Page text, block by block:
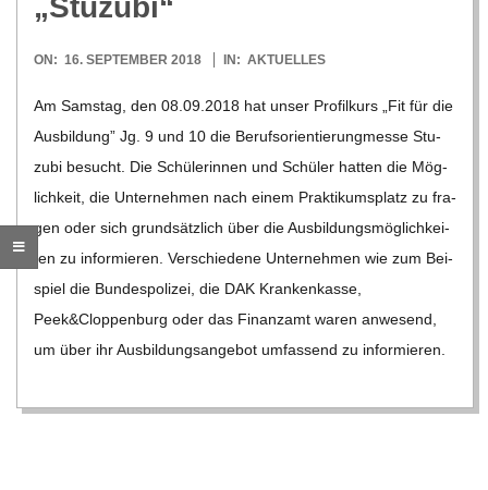
R
E
-
G
O
L
D
2018-
ON: 16. SEPTEMBER 2018 IN: AKTUELLES
Am Sams­tag, den 08.09.2018 hat unser Pro­fil­kurs „Fit für die
Aus­bil­dung” Jg. 9 und 10 die Berufs­ori­en­tie­rung­messe Stu­
zubi besucht. Die Schü­le­rin­nen und Schü­ler hat­ten die Mög­
lich­keit, die Unter­neh­men nach einem Prak­ti­kums­platz zu fra­
gen oder sich grund­sätz­lich über die Aus­bil­dungs­mög­lich­kei­
ten zu infor­mie­ren. Ver­schie­dene Unter­neh­men wie zum Bei­
spiel die Bun­des­po­li­zei, die DAK Kran­ken­kasse,
Peek&Cloppenburg oder das Finanz­amt waren anwe­send,
um über ihr Aus­bil­dungs­an­ge­bot umfas­send zu infor­mie­ren.